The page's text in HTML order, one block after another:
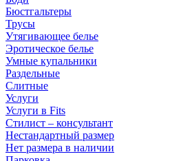
Бюстгальтеры
Трусы
Утягивающее белье
Эротическое белье
Умные купальники
Раздельные
Слитные
Услуги
Услуги в Fits
Стилист – консультант
Нестандартный размер
Нет размера в наличии